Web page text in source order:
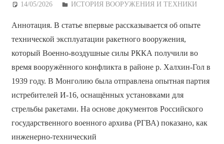
14/05/2026 Дежурный по Редакции
ИСТОРИЯ ВООРУЖЕНИЯ И ТЕХНИКИ
Аннотация. В статье впервые рассказывается об опыте
технической эксплуатации ракетного вооружения,
который Военно-воздушные силы РККА получили во
время вооружённого конфликта в районе р. Халхин-Гол в
1939 году. В Монголию была отправлена опытная партия
истребителей И-16, оснащённых установками для
стрельбы ракетами. На основе документов Российского
государственного военного архива (РГВА) показано, как
инженерно-технический